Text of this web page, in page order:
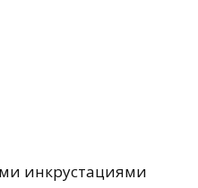
инкрустациями